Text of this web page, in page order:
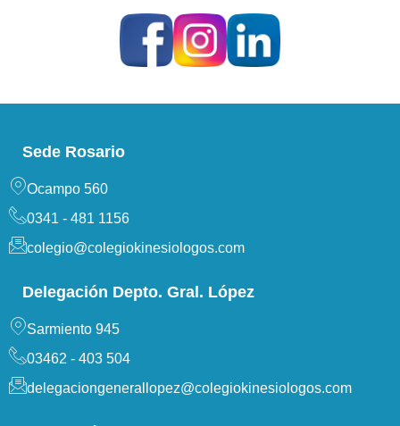
Sede Rosario
Ocampo 560
0341 - 481 1156
colegio@colegiokinesiologos.com
Delegación Depto. Gral. López
Sarmiento 945
03462 - 403 504
delegaciongenerallopez@colegiokinesiologos.com